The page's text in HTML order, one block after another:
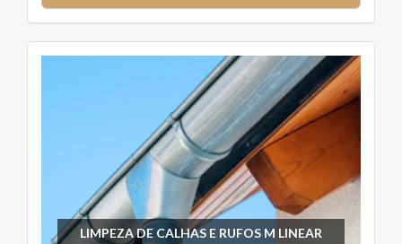
LIMPEZA DE CALHAS E RUFOS M LINEAR